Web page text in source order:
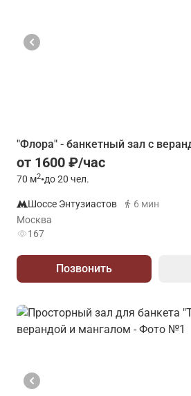
"Флора" - банкетный зал с
от 1600 ₽/час
70 м2•до 20 чел.
Шоссе Энтузиастов
6 мин
Москва
167
Позвонить